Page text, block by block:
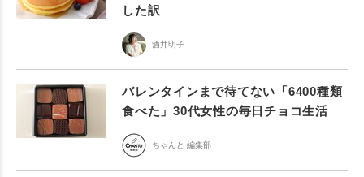
した訳
酒井明子
バレンタインまで待てない「6400種類
食べた」30代女性の毎日チョコ生活
ちゃんと 編集部